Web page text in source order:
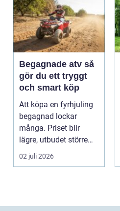
Begagnade atv så
gör du ett tryggt
och smart köp
Att köpa en fyrhjuling
begagnad lockar
många. Priset blir
lägre, utbudet större
och du kan ofta få e...
02 juli 2026